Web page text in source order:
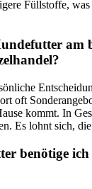
Füllstoffe,⁣
am
oft​
kommt. In
Es lohnt sich,
benötige